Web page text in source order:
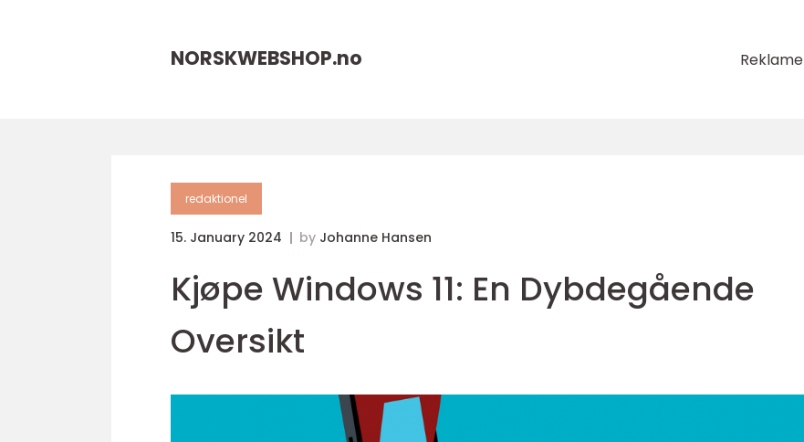
NORSKWEBSHOP.no Reklame
redaktionel
15. January 2024 by Johanne Hansen
Kjøpe Windows 11: En Dybdegående
Oversikt